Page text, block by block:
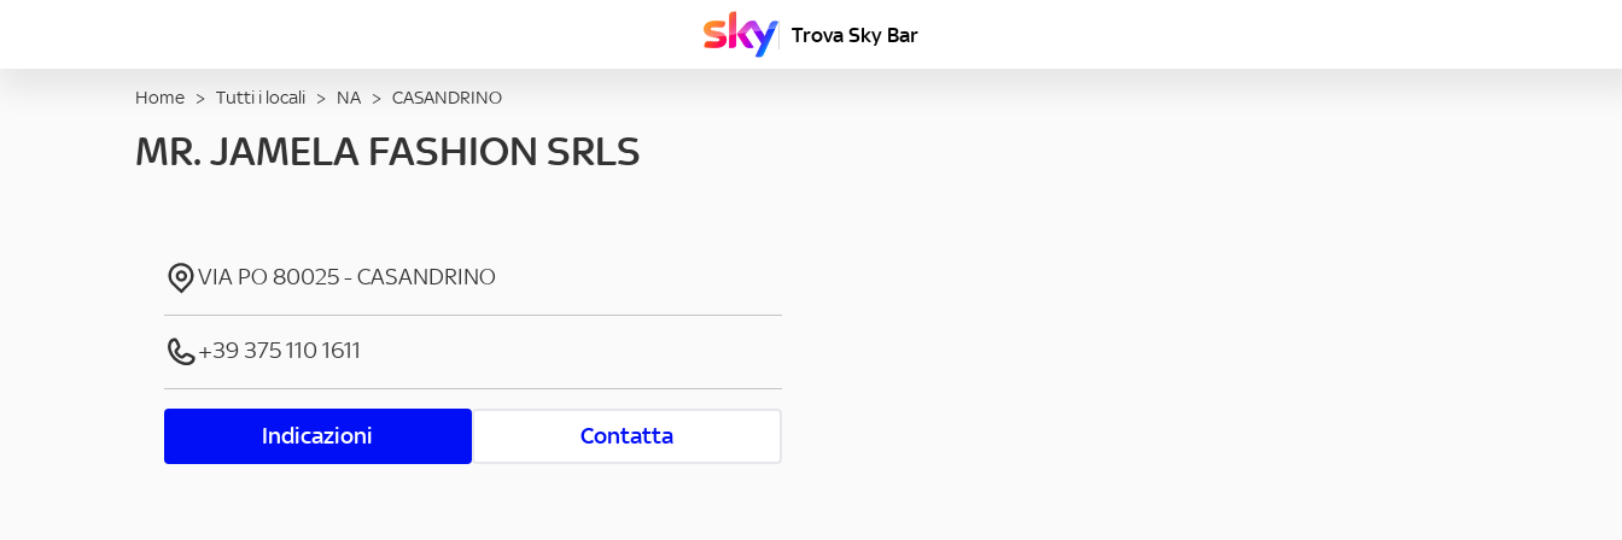
Trova Sky Bar
Home > Tutti i locali > NA > CASANDRINO
MR. JAMELA FASHION SRLS
VIA PO 80025-CASANDRINO
+39 375 110 1611
Indicazioni Contatta